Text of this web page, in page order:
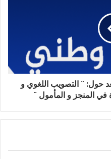
¨ التصويب اللغوي و
في المنجز و المأمول ¨